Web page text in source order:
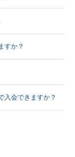
すか？
入会できますか？